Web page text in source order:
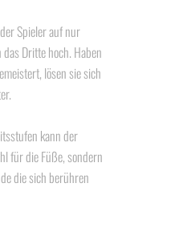
Spieler auf nur
Dritte hoch. Haben
lösen sie sich
kann der
für die Füße, sondern
die sich berühren